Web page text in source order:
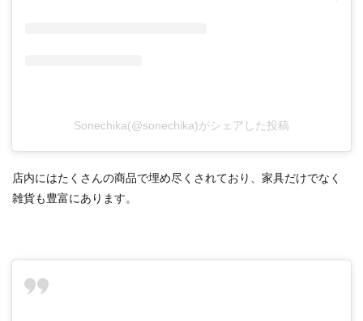
Sonechika(@sonechika)がシェアした投稿
店内にはたくさんの商品で埋め尽くされており、家具だけでなく
雑貨も豊富にあります。